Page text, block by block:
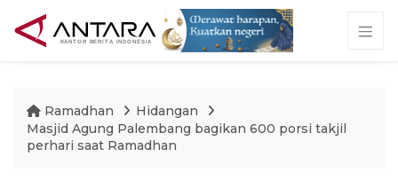
Ramadhan
Hidangan
Masjid Agung Palembang bagikan 600 porsi takjil
perhari saat Ramadhan